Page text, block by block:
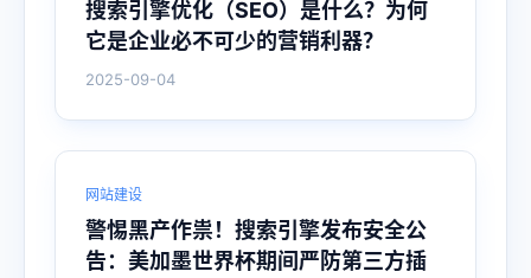
搜索引擎优化（SEO）是什么？为何
它是企业必不可少的营销利器？
2025-09-04
网站建设
警惕黑产作祟！搜索引擎发布安全公
告：美加墨世界杯期间严防第三方插